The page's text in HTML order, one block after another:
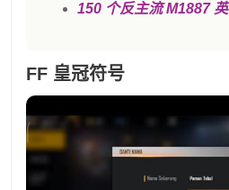
150 个反主流 M1887
FF 皇冠符号